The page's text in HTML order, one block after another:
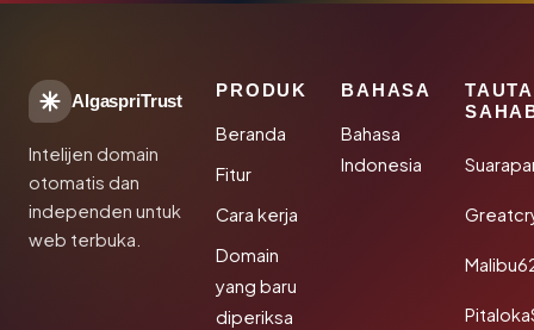
AlgaspriTrust
Intelijen domain
otomatis dan
independen untuk
web terbuka.
PRODUK
Beranda
Fitur
Cara kerja
Domain
yang baru
diperiksa
BAHASA
Bahasa
Indonesia